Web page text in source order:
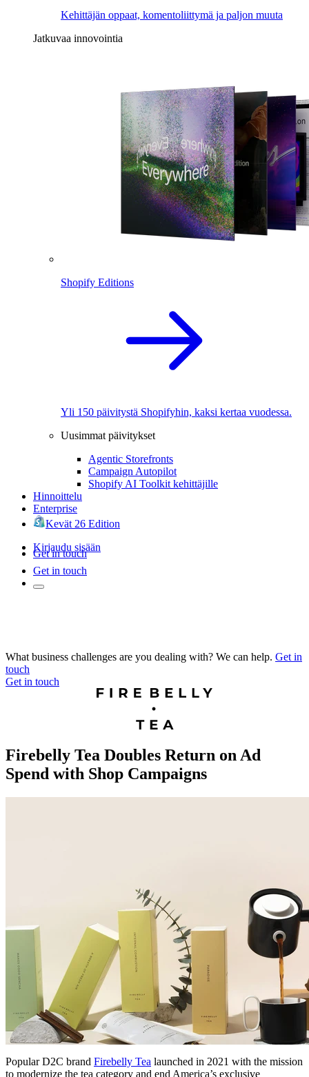
Kehittäjän oppaat, komentoliittymä ja paljon muuta
Jatkuvaa innovointia
Shopify Editions
Yli 150 päivitystä Shopifyhin, kaksi kertaa vuodessa.
Uusimmat päivitykset
Agentic Storefronts
Campaign Autopilot
Shopify AI Toolkit kehittäjille
Hinnoittelu
Enterprise
Kevät 26 Edition
Kirjaudu sisään
Get in touch
Get in touch
What business challenges are you dealing with? We can help. Get in
touch
Get in touch
Firebelly Tea Doubles Return on Ad
Spend with Shop Campaigns
Popular D2C brand Firebelly Tea launched in 2021 with the mission
to modernize the tea category and end America’s exclusive